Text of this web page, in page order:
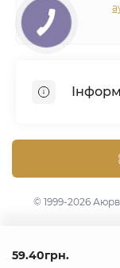
59.40грн.
Аюрведична
Оптом/Знижки
Карта сайту
© 1999-2026